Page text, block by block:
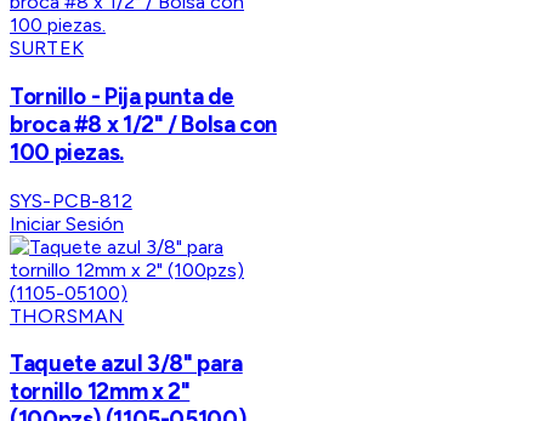
SURTEK
Tornillo - Pija punta de
broca #8 x 1/2" / Bolsa con
100 piezas.
SYS-PCB-812
Iniciar Sesión
THORSMAN
Taquete azul 3/8" para
tornillo 12mm x 2"